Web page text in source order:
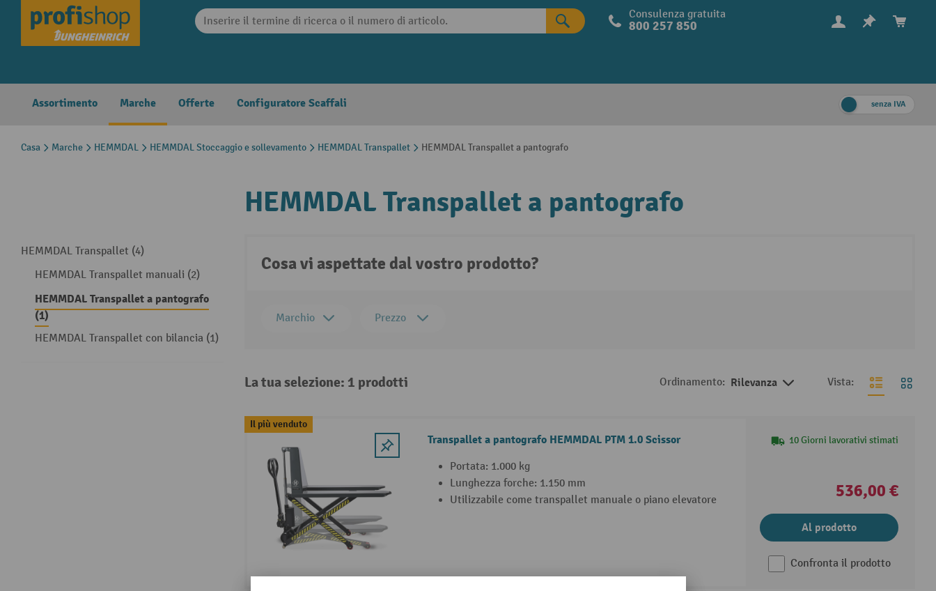
Skip to main navigation Consulenza gratuita
800 257 850
Assortimento Marche Offerte Configuratore Scaffali senza IVA
Casa Marche HEMMDAL HEMMDAL Stoccaggio e sollevamento HEMMDAL Transpallet HEMMDAL Transpallet a pantografo
HEMMDAL Transpallet (4)
HEMMDAL Transpallet manuali (2)
HEMMDAL Transpallet a pantografo
(1)
HEMMDAL Transpallet con bilancia (1)
HEMMDAL Transpallet a pantografo
Cosa vi aspettate dal vostro prodotto?
Marchio Prezzo
La tua selezione: 1 prodotti Ordinamento: Rilevanza Vista:
Il più venduto
Transpallet a pantografo HEMMDAL PTM 1.0 Scissor
Portata: 1.000 kg
Lunghezza forche: 1.150 mm
Utilizzabile come transpallet manuale o piano elevatore
10 Giorni lavorativi stimati
536,00 €
Al prodotto
Confronta il prodotto